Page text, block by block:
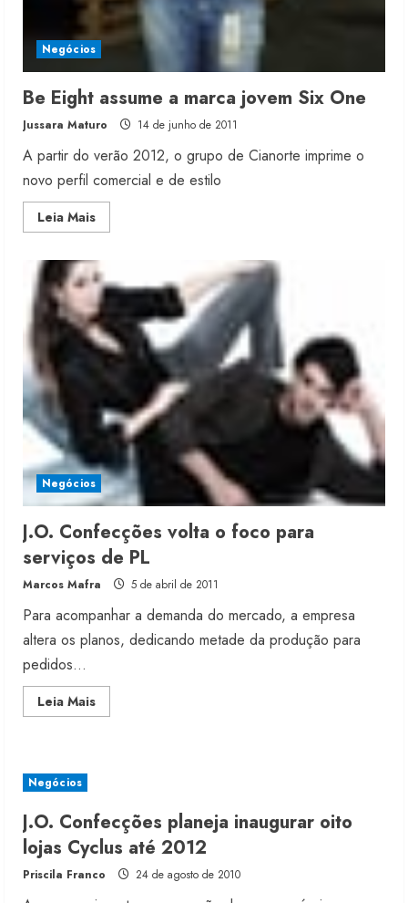
Negócios
Be Eight assume a marca jovem Six One
Jussara Maturo 14 de junho de 2011
A partir do verão 2012, o grupo de Cianorte imprime o
novo perfil comercial e de estilo
Leia MaisRead
more
Eight
assume
a
marca
jovem
Six
One
Negócios
J.O. Confecções volta o foco para
serviços de PL
Marcos Mafra 5 de abril de 2011
Para acompanhar a demanda do mercado, a empresa
altera os planos, dedicando metade da produção para
pedidos...
Leia MaisRead
more
serviços
de
PL
Negócios
J.O. Confecções planeja inaugurar oito
lojas Cyclus até 2012
Priscila Franco 24 de agosto de 2010
Fakini prevê R$345 milhões de
receita em 2026
4 de agosto de 2026